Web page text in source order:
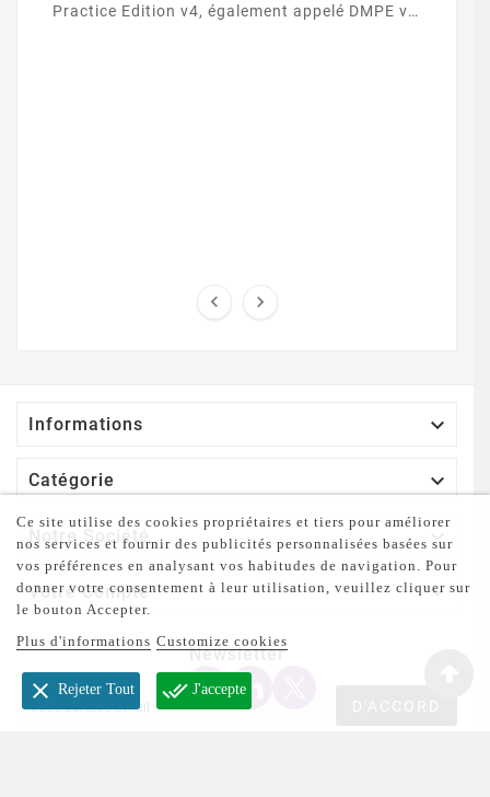
Practice Edition v4, également appelé DMPE v4,
 
Informations 
Catégorie 
Notre Société 
Votre Compte 
Newsletter
Ce site utilise des cookies propriétaires et tiers pour améliorer
nos services et fournir des publicités personnalisées basées sur
vos préférences en analysant vos habitudes de navigation. Pour
donner votre consentement à leur utilisation, veuillez cliquer sur
le bouton Accepter.
Plus d'informations Customize cookies
clear Rejeter Tout done_all J'accepte